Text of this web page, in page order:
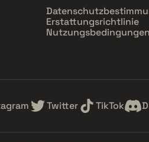
Erstattungsrichtlinie
Nutzungsbedingungen
Twitter TikTok